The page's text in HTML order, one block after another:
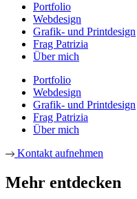
Portfolio
Webdesign
Grafik- und Printdesign
Frag Patrizia
Über mich
Portfolio
Webdesign
Grafik- und Printdesign
Frag Patrizia
Über mich
Kontakt aufnehmen
Mehr entdecken